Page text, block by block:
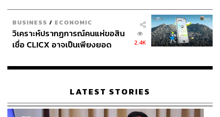
BUSINESS / ECONOMIC
วิเคราะห์ปรากฏการณ์คนแห่ขอสิน
เชื่อ CLICX อาจเป็นเพียงยอด
เรือนไทยที่ถูกซุกไว้
2.4K
LATEST STORIES